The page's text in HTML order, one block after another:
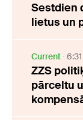
Sestdien
lietus un
Current
ZZS
pārceltu